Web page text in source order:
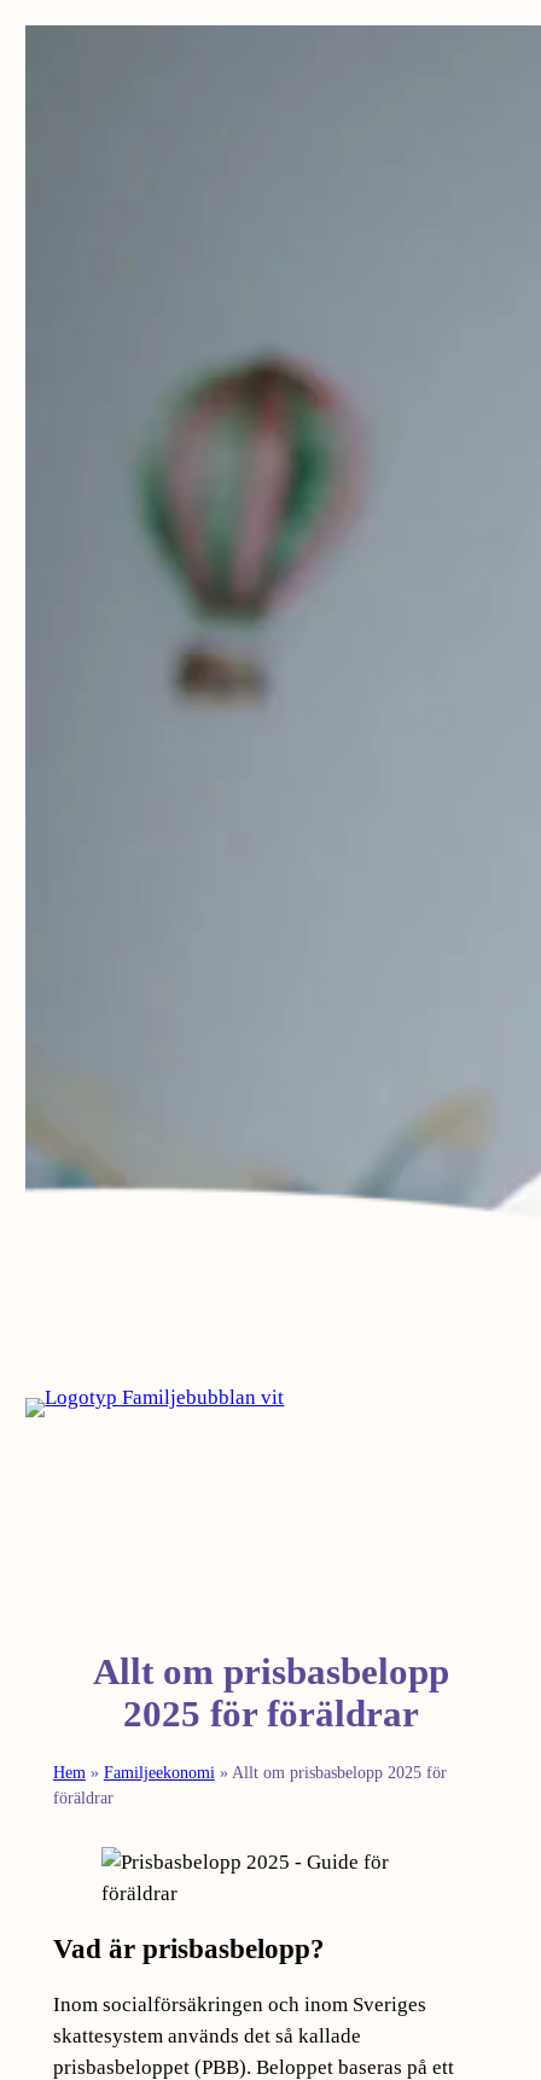
Hoppa
Allt om prisbasbelopp
2025 för föräldrar
Hem » Familjeekonomi » Allt om prisbasbelopp 2025 för
föräldrar
Vad är prisbasbelopp?
Inom socialförsäkringen och inom Sveriges
skattesystem används det så kallade
prisbasbeloppet (PBB). Beloppet baseras på ett